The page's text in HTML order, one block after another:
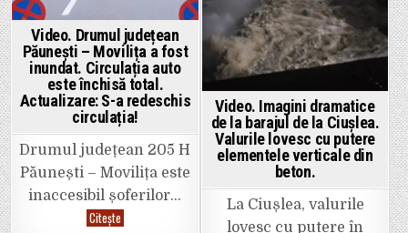
fi
pagubă,
dar
este
și
frumos!”,
ne-
a
o
localnică
Video. Drumul județean
Păunești – Movilița a fost
inundat. Circulația auto
este închisă total.
Actualizare: S-a redeschis
circulația!
Drumul județean 205 H
Păunești – Movilița este
inaccesibil șoferilor…
CiteșteVideo.
Drumul
Video. Imagini dramatice
de la barajul de la Ciușlea.
Valurile lovesc cu putere
elementele verticale din
beton.
La Ciușlea, valurile
lovesc cu putere în